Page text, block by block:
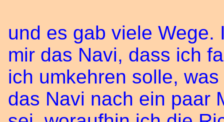
und es gab viele
mir das Navi, dass ich
ich umkehren solle,
das Navi nach ein paar